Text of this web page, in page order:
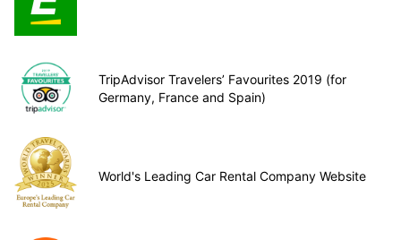
TripAdvisor Travelers’ Favourites 2019 (for
Germany, France and Spain)
World's Leading Car Rental Company Website